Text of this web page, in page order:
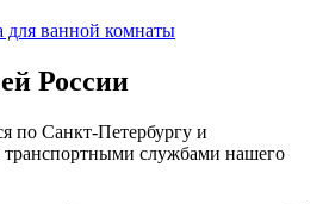
для ванной комнаты
России
по Санкт-Петербургу и
транспортными службами нашего